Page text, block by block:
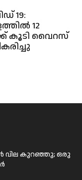
19:
12
കൂടി വൈറസ്
വില കുറഞ്ഞു; ഒരു